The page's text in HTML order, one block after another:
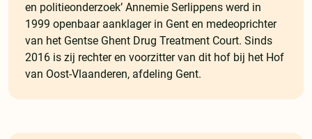
en politieonderzoek’ Annemie Serlippens werd in
1999 openbaar aanklager in Gent en medeoprichter
van het Gentse Ghent Drug Treatment Court. Sinds
2016 is zij rechter en voorzitter van dit hof bij het Hof
van Oost-Vlaanderen, afdeling Gent.